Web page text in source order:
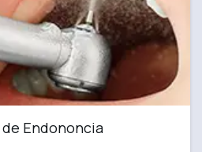
Endononcia